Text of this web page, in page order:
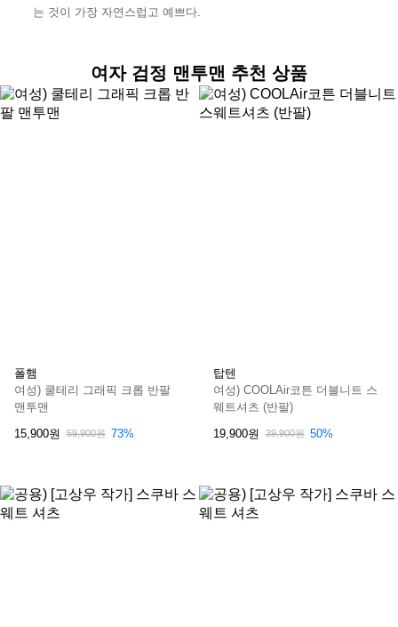
는 것이 가장 자연스럽고 예쁘다.
여자 검정 맨투맨 추천 상품
폴햄
여성) 쿨테리 그래픽 크롭 반팔
맨투맨
15,900원
59,900원 73%
탑텐
여성) COOLAir코튼 더블니트 스
웨트셔츠 (반팔)
19,900원
39,900원 50%